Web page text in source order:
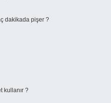
dakikada pişer ?
kullanır ?